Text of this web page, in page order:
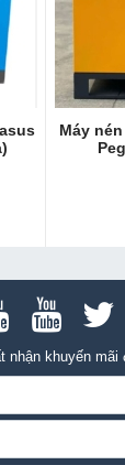
Máy
khuyến mãi